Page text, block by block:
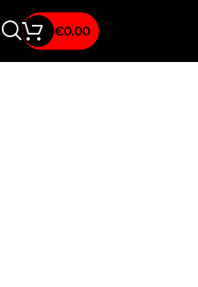
€0.00